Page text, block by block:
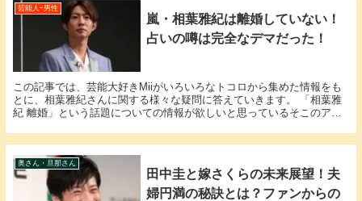
芸能人ｰ男性
嵐・相葉雅紀は離婚していない！
占いの噂は完全なデマだった！
この記事では、芸能大好きMiiがいろいろなトコロから集めた情報をも
とに、相葉雅紀さんに関する様々な疑問に答えていきます。 「相葉雅
紀 離婚」という話題についての情報が欲しいと思っているそこのアナ
奥さん・旦那さん
田中圭と嫁さくらの未来展望！夫
婦円満の秘訣とは？ファンからの